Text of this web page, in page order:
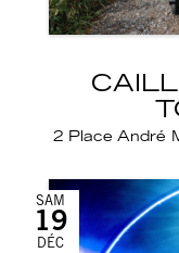
2 Place André
SAM
19
DÉC